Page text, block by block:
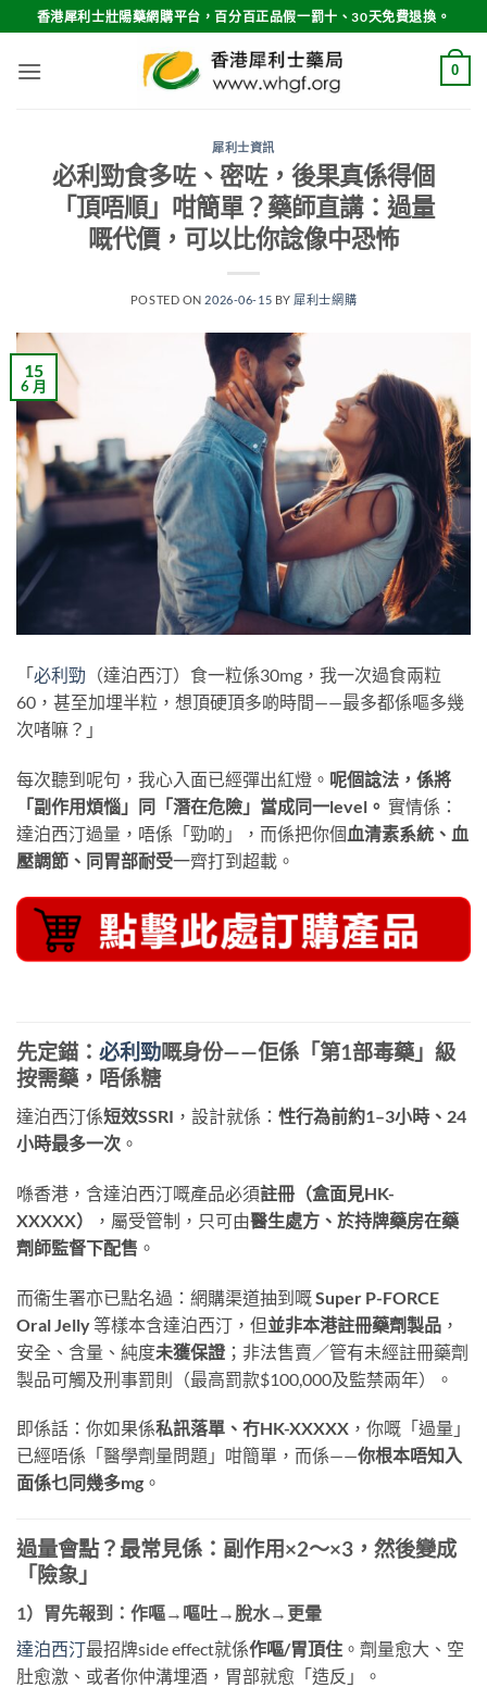
to
content
香港犀利士壯陽藥網購平台，百分百正品假一罰十、30天免費退換。
0
犀利士資訊
必利勁食多咗、密咗，後果真係得個
「頂唔順」咁簡單？藥師直講：過量
嘅代價，可以比你諗像中恐怖
POSTED ON 2026-06-15 BY 犀利士網購
15
6 月
「 必利勁 （達泊西汀）食一粒係30mg，我一次過食兩粒
60，甚至加埋半粒，想頂硬頂多啲時間——最多都係嘔多幾
次啫嘛？」
每次聽到呢句，我心入面已經彈出紅燈。 呢個諗法，係將
「副作用煩惱」同「潛在危險」當成同一level。 ​ 實情係：
達泊西汀過量，唔係「勁啲」，而係把你個血清素系統、血
壓調節、同胃部耐受一齊打到超載。
先定錨： 必利勁嘅身份——佢係「第1部毒藥」級
按需藥，唔係糖
達泊西汀係短效SSRI ，設計就係： 性行為前約1–3小時、24
小時最多一次 。
喺香港，含達泊西汀嘅產品必須註冊（盒面見HK-
XXXXX）
，屬受管制，只可由醫生處方、於持牌藥房在藥
劑師監督下配售 。
而衞生署亦已點名過：網購渠道抽到嘅Super P-FORCE
Oral Jelly ​ 等樣本含達泊西汀，但並非本港註冊藥劑製品 ，
安全、含量、純度未獲保證 ；非法售賣／管有未經註冊藥劑
製品可觸及刑事罰則（最高罰款$100,000及監禁兩年）。
即係話：你如果係私訊落單、冇HK-XXXXX ，你嘅「過量」
已經唔係「醫學劑量問題」咁簡單，而係——你根本唔知入
面係乜同幾多mg 。
過量會點？最常見係：副作用×2～×3，然後變成
「險象」
1）胃先報到：作嘔→嘔吐→脫水→更暈
達泊西汀最招牌side effect就係作嘔/胃頂住 。劑量愈大、空
肚愈激、或者你仲溝埋酒，胃部就愈「造反」。